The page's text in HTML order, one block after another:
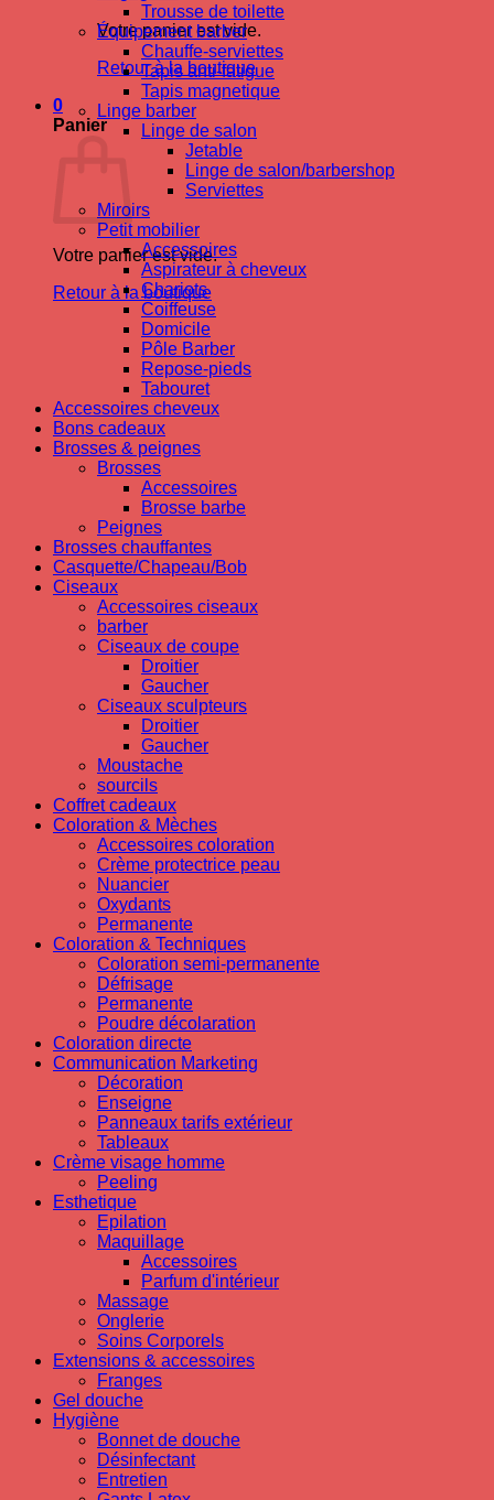
Votre panier est vide.
Retour à la boutique
0
Panier
Votre panier est vide.
Retour à la boutique
Trousse de toilette
Équipement barber
Chauffe-serviettes
Tapis anti-fatigue
Tapis magnetique
Linge barber
Linge de salon
Jetable
Linge de salon/barbershop
Serviettes
Miroirs
Petit mobilier
Accessoires
Aspirateur à cheveux
Chariots
Coiffeuse
Domicile
Pôle Barber
Repose-pieds
Tabouret
Accessoires cheveux
Bons cadeaux
Brosses & peignes
Brosses
Accessoires
Brosse barbe
Peignes
Brosses chauffantes
Casquette/Chapeau/Bob
Ciseaux
Accessoires ciseaux
barber
Ciseaux de coupe
Droitier
Gaucher
Ciseaux sculpteurs
Droitier
Gaucher
Moustache
sourcils
Coffret cadeaux
Coloration & Mèches
Accessoires coloration
Crème protectrice peau
Nuancier
Oxydants
Permanente
Coloration & Techniques
Coloration semi-permanente
Défrisage
Permanente
Poudre décolaration
Coloration directe
Communication Marketing
Décoration
Enseigne
Panneaux tarifs extérieur
Tableaux
Crème visage homme
Peeling
Esthetique
Epilation
Maquillage
Accessoires
Parfum d'intérieur
Massage
Onglerie
Soins Corporels
Extensions & accessoires
Franges
Gel douche
Hygiène
Bonnet de douche
Désinfectant
Entretien